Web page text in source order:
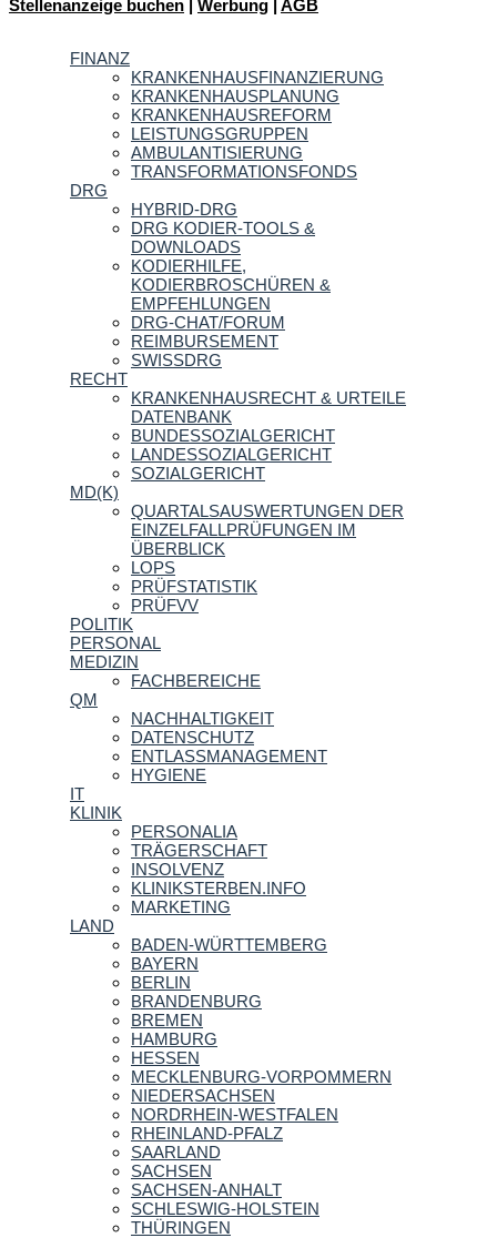
Stellenanzeige buchen Werbung AGB
FINANZ
KRANKENHAUSFINANZIERUNG
KRANKENHAUSPLANUNG
KRANKENHAUSREFORM
LEISTUNGSGRUPPEN
AMBULANTISIERUNG
TRANSFORMATIONSFONDS
DRG
HYBRID-DRG
DRG KODIER-TOOLS &
DOWNLOADS
KODIERHILFE,
KODIERBROSCHÜREN &
EMPFEHLUNGEN
DRG-CHAT/FORUM
REIMBURSEMENT
SWISSDRG
RECHT
KRANKENHAUSRECHT & URTEILE
DATENBANK
BUNDESSOZIALGERICHT
LANDESSOZIALGERICHT
SOZIALGERICHT
MD(K)
QUARTALSAUSWERTUNGEN DER
EINZELFALLPRÜFUNGEN IM
ÜBERBLICK
LOPS
PRÜFSTATISTIK
PRÜFVV
POLITIK
PERSONAL
MEDIZIN
FACHBEREICHE
QM
NACHHALTIGKEIT
DATENSCHUTZ
ENTLASSMANAGEMENT
HYGIENE
IT
KLINIK
PERSONALIA
TRÄGERSCHAFT
INSOLVENZ
KLINIKSTERBEN.INFO
MARKETING
LAND
BADEN-WÜRTTEMBERG
BAYERN
BERLIN
BRANDENBURG
BREMEN
HAMBURG
HESSEN
MECKLENBURG-VORPOMMERN
NIEDERSACHSEN
NORDRHEIN-WESTFALEN
RHEINLAND-PFALZ
SAARLAND
SACHSEN
SACHSEN-ANHALT
SCHLESWIG-HOLSTEIN
THÜRINGEN